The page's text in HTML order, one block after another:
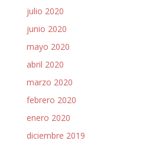
julio 2020
junio 2020
mayo 2020
abril 2020
marzo 2020
febrero 2020
enero 2020
diciembre 2019